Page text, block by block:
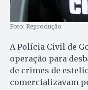
Foto: Reprodução
A Polícia Civil de
operação para
de crimes de
comercializavam